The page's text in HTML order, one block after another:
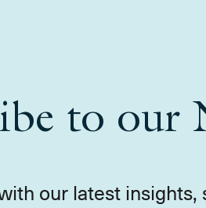
to our
our latest